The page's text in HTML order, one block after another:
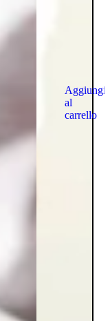
Aggiungi
al
carrello